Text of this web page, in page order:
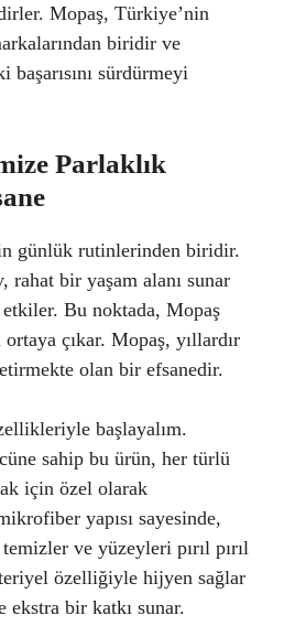
Mopaş, Türkiye’nin
biridir ve
başarısını sürdürmeyi
Parlaklık
günlük rutinlerinden biridir.
rahat bir yaşam alanı sunar
etkiler. Bu noktada, Mopaş
çıkar. Mopaş, yıllardır
olan bir efsanedir.
başlayalım.
sahip bu ürün, her türlü
için özel olarak
yapısı sayesinde,
ve yüzeyleri pırıl pırıl
özelliğiyle hijyen sağlar
bir katkı sunar.